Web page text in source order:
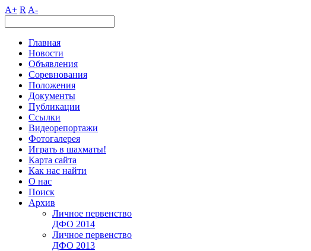
A+ R A-
Главная
Новости
Объявления
Соревнования
Положения
Документы
Публикации
Ссылки
Видеорепортажи
Фотогалерея
Играть в шахматы!
Карта сайта
Как нас найти
О нас
Поиск
Архив
Личное первенство
ДФО 2014
Личное первенство
ДФО 2013